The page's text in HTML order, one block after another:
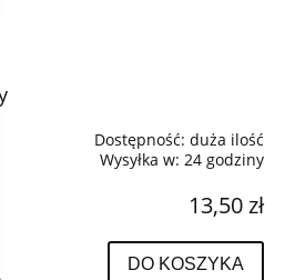
Dostępność: duża ilość
Wysyłka w: 24 godziny
13,50 zł
DO KOSZYKA